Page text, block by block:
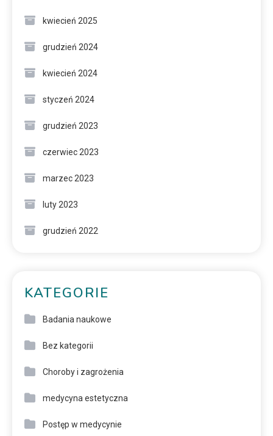
kwiecień 2025
grudzień 2024
kwiecień 2024
styczeń 2024
grudzień 2023
czerwiec 2023
marzec 2023
luty 2023
grudzień 2022
KATEGORIE
Badania naukowe
Bez kategorii
Choroby i zagrożenia
medycyna estetyczna
Postęp w medycynie